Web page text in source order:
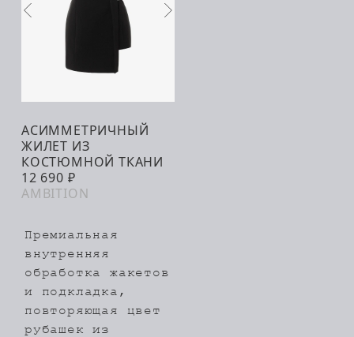
Премиальная
внутренняя
обработка жакетов
и подкладка,
повторяющая цвет
рубашек из
В КОРЗИНУ
АСИММЕТРИЧНЫЙ
ЖИЛЕТ ИЗ
КОСТЮМНОЙ ТКАНИ
12 690 ₽
AMBITION